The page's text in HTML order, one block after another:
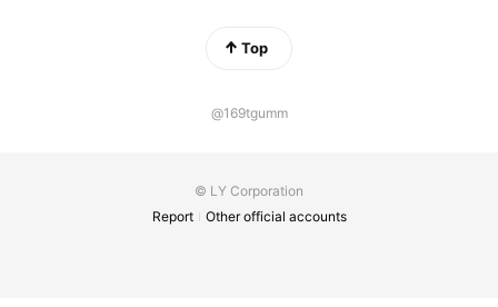
Top
@169tgumm
© LY Corporation
Report
Other official accounts